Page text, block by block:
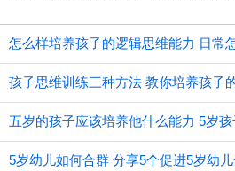
怎么样培养孩子的逻辑思维能力 日常
孩子思维训练三种方法 教你培养孩子
五岁的孩子应该培养他什么能力 5岁
5岁幼儿如何合群 分享5个促进5岁幼